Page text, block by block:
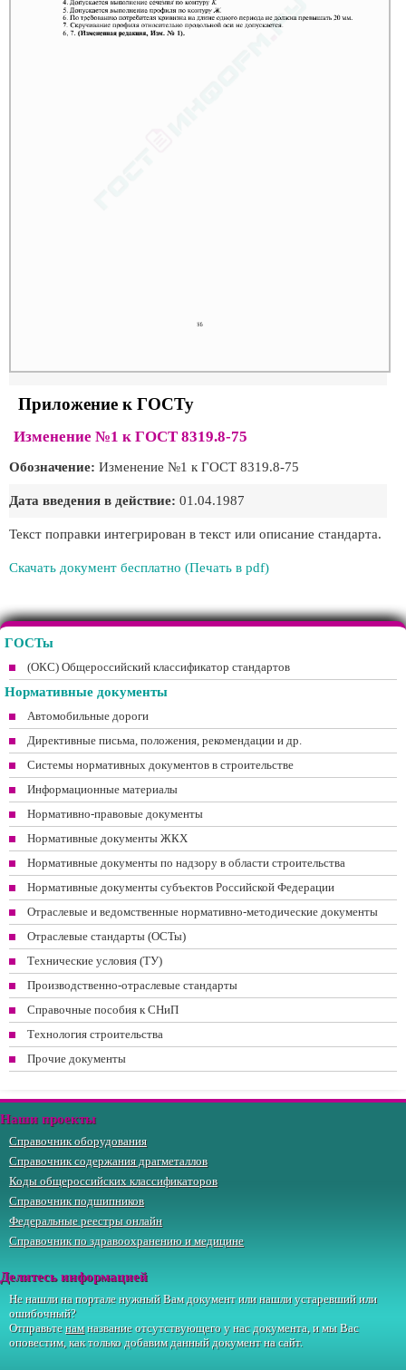
Приложение к ГОСТу
Изменение №1 к ГОСТ 8319.8-75
Обозначение: Изменение №1 к ГОСТ 8319.8-75
Дата введения в действие: 01.04.1987
Текст поправки интегрирован в текст или описание стандарта.
Скачать документ бесплатно (Печать в pdf)
ГОСТы
(ОКС) Общероссийский классификатор стандартов
Нормативные документы
Автомобильные дороги
Директивные письма, положения, рекомендации и др.
Системы нормативных документов в строительстве
Информационные материалы
Нормативно-правовые документы
Нормативные документы ЖКХ
Нормативные документы по надзору в области строительства
Нормативные документы субъектов Российской Федерации
Отраслевые и ведомственные нормативно-методические документы
Отраслевые стандарты (ОСТы)
Технические условия (ТУ)
Производственно-отраслевые стандарты
Справочные пособия к СНиП
Технология строительства
Прочие документы
Наши проекты
Справочник оборудования
Справочник содержания драгметаллов
Коды общероссийских классификаторов
Справочник подшипников
Федеральные реестры онлайн
Справочник по здравоохранению и медицине
Делитесь информацией
Не нашли на портале нужный Вам документ или нашли устаревший или
ошибочный?
Отправьтенамназвание отсутствующего у нас документа, и мы Вас
оповестим, как только добавим данный документ на сайт.